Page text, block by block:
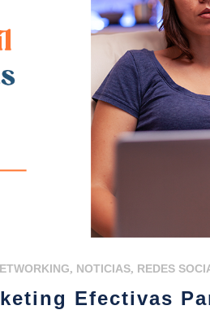
, NOTICIAS, REDES
Efectivas